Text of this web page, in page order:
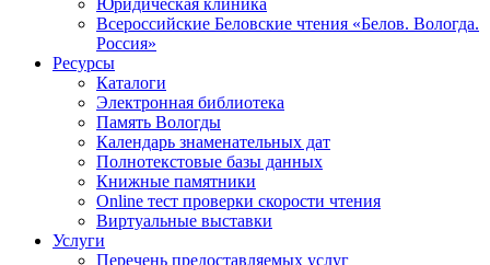
Юридическая клиника
Всероссийские Беловские чтения «Белов. Вологда.
Россия»
Ресурсы
Каталоги
Электронная библиотека
Память Вологды
Календарь знаменательных дат
Полнотекстовые базы данных
Книжные памятники
Online тест проверки скорости чтения
Виртуальные выставки
Услуги
Перечень предоставляемых услуг